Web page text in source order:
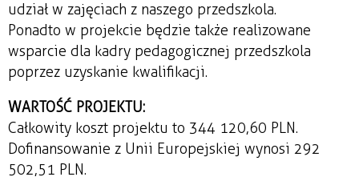
udział w zajęciach z naszego przedszkola.
Ponadto w projekcie będzie także realizowane
wsparcie dla kadry pedagogicznej przedszkola
poprzez uzyskanie kwalifikacji.
WARTOŚĆ PROJEKTU:
Całkowity koszt projektu to 344 120,60 PLN.
Dofinansowanie z Unii Europejskiej wynosi 292
502,51 PLN.